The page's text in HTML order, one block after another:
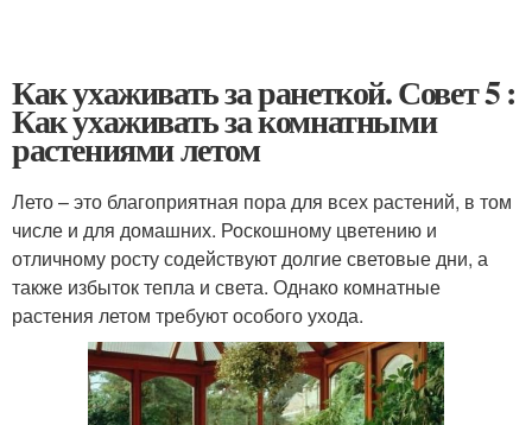
Как ухаживать за ранеткой. Совет 5 :
Как ухаживать за комнатными
растениями летом
Лето – это благоприятная пора для всех растений, в том
числе и для домашних. Роскошному цветению и
отличному росту содействуют долгие световые дни, а
также избыток тепла и света. Однако комнатные
растения летом требуют особого ухода.